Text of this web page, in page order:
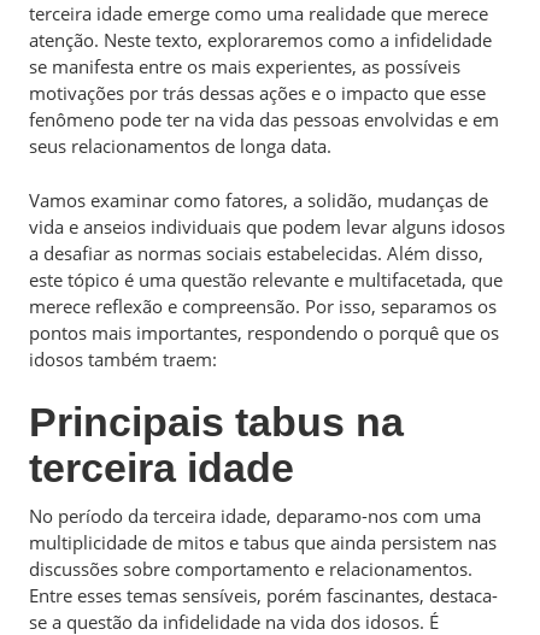
terceira idade emerge como uma realidade que merece
atenção. Neste texto, exploraremos como a infidelidade
se manifesta entre os mais experientes, as possíveis
motivações por trás dessas ações e o impacto que esse
fenômeno pode ter na vida das pessoas envolvidas e em
seus relacionamentos de longa data.
Vamos examinar como fatores, a solidão, mudanças de
vida e anseios individuais que podem levar alguns idosos
a desafiar as normas sociais estabelecidas. Além disso,
este tópico é uma questão relevante e multifacetada, que
merece reflexão e compreensão. Por isso, separamos os
pontos mais importantes, respondendo o porquê que os
idosos também traem:
Principais tabus na
terceira idade
No período da terceira idade, deparamo-nos com uma
multiplicidade de mitos e tabus que ainda persistem nas
discussões sobre comportamento e relacionamentos.
Entre esses temas sensíveis, porém fascinantes, destaca-
se a questão da infidelidade na vida dos idosos. É